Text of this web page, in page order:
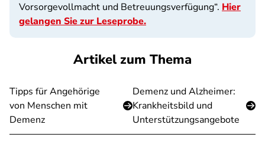
Vorsorgevollmacht und Betreuungsverfügung“. Hier
gelangen Sie zur Leseprobe.
Artikel zum Thema
Tipps für Angehörige
von Menschen mit
Demenz
Demenz und Alzheimer:
Krankheitsbild und
Unterstützungsangebote